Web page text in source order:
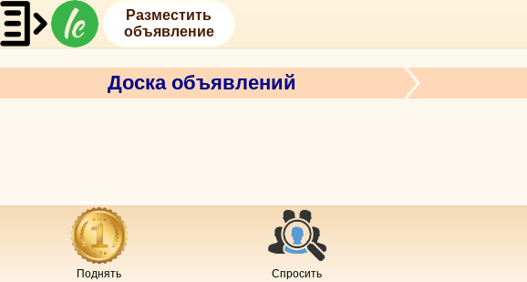
Разместить
объявление
Доска объявлений
Поднять Спросить